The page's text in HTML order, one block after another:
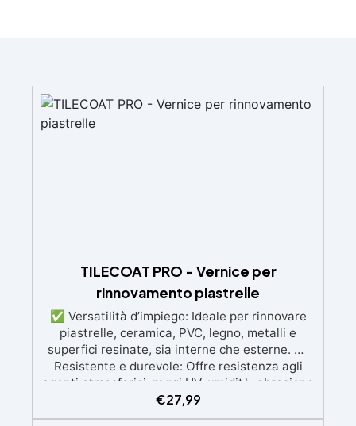
TILECOAT PRO - Vernice per
rinnovamento piastrelle
✅ Versatilità d’impiego: Ideale per rinnovare
piastrelle, ceramica, PVC, legno, metalli e
superfici resinate, sia interne che esterne. ✅
Resistente e durevole: Offre resistenza agli
agenti atmosferici, raggi UV, umidità, abrasione
e detergenti aggressivi. ✅ Finitura satinata ed
estetica elegante: Disponibile in colori RAL e
€27,99